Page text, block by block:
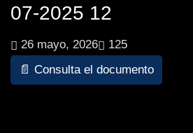
07-2025 12
26 mayo, 2026
125
📄 Consulta el documento